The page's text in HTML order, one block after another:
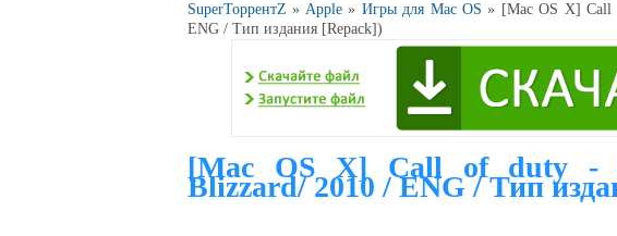
SuperТоррентZ » Apple» Игры для Mac OS » [Mac OS X] Call
ENG / Тип издания [Repack])
[Mac OS X] Call of duty -
Blizzard/ 2010 / ENG / Тип